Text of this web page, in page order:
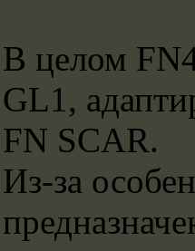
В целом
GL1,
FN SCAR.
Из-за